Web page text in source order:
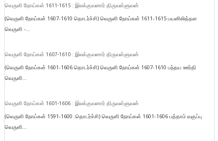
வெருளி நோய்கள் 1611-1615 : இலக்குவனார் திருவள்ளுவன்
(வெருளி நோய்கள் 1607-1610 தொடர்ச்சி) வெருளி நோய்கள் 1611-1615 பயனிலித்தள
வெருளி -...
வெருளி நோய்கள் 1607-1610 : இலக்குவனார் திருவள்ளுவன்
(வெருளி நோய்கள் 1601-1606 தொடர்ச்சி) வெருளி நோய்கள் 1607-1610 பந்தய ஊர்தி
வெருளி...
வெருளி நோய்கள் 1601-1606 : இலக்குவனார் திருவள்ளுவன்
(வெருளி நோய்கள் 1591-1600 :தொடர்ச்சி) வெருளி நோய்கள் 1601-1606 பத்தாம் வகுப்பு
வெருளி...